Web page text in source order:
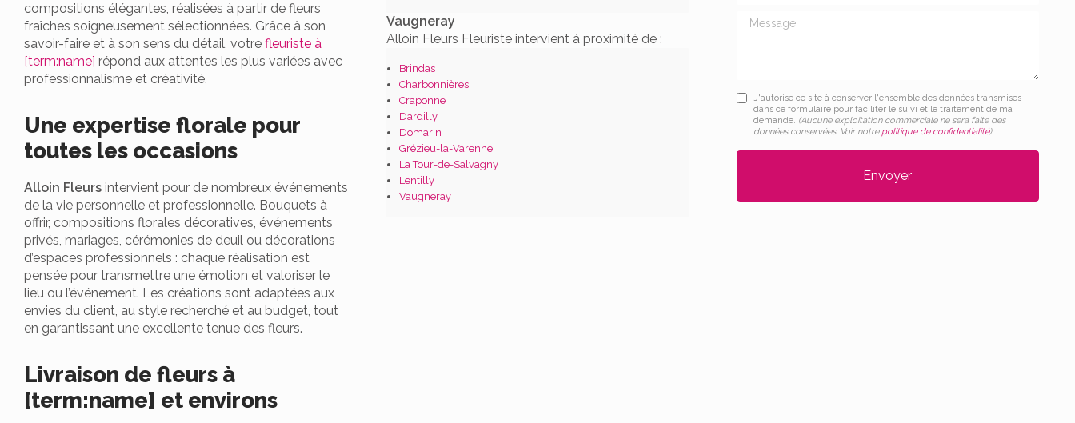
compositions élégantes, réalisées à partir de fleurs
fraîches soigneusement sélectionnées. Grâce à son
savoir-faire et à son sens du détail, votre fleuriste à
[term:name] répond aux attentes les plus variées avec
professionnalisme et créativité.
Une expertise florale pour
toutes les occasions
Alloin Fleurs intervient pour de nombreux événements
de la vie personnelle et professionnelle. Bouquets à
offrir, compositions florales décoratives, événements
privés, mariages, cérémonies de deuil ou décorations
d’espaces professionnels : chaque réalisation est
pensée pour transmettre une émotion et valoriser le
lieu ou l’événement. Les créations sont adaptées aux
envies du client, au style recherché et au budget, tout
en garantissant une excellente tenue des fleurs.
Livraison de fleurs à
[term:name] et environs
Vaugneray
Alloin Fleurs Fleuriste intervient à proximité de :
Brindas
Charbonnières
Craponne
Dardilly
Domarin
Grézieu-la-Varenne
La Tour-de-Salvagny
Lentilly
Vaugneray
Message
J'autorise ce site à conserver l'ensemble des données transmises
dans ce formulaire pour faciliter le suivi et le traitement de ma
demande. (Aucune exploitation commerciale ne sera faite des
données conservées. Voir notre politique de confidentialité)